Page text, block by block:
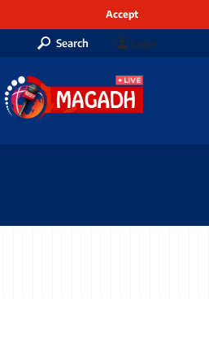
Accept
Search Login